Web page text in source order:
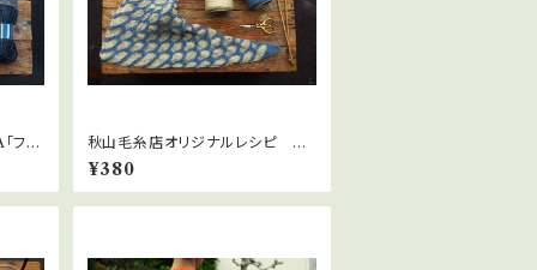
フリ
秋山毛糸店オリジナルレシピ
「Mi Knit スカーフ」
¥380